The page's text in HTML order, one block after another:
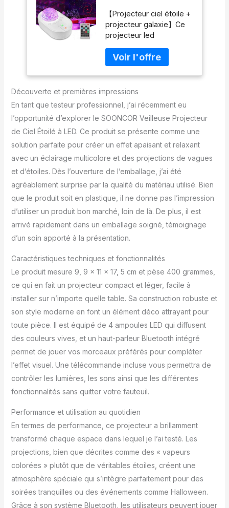
Projection des
Ondes Océaniques
et Galaxie avec
Lumières en
Couleurs, Musique
en Bluetooth et
Télécommandée
【Projecteur ciel étoile +
projecteur galaxie】Ce
projecteur led
projeter vers les murs
de votre chambre des
étoiles, des vagues
colorées de l’océan et
Lumineuse à l’intérieur, la
lampe affiche 10 effets
lumineux différents
(Mélange de 4 couleurs
superposées: rouge,
bleu, vert et blanc) en
tant qu’un décor unique
dans votre pièce. Les
couleurs seront plus
variées et une sorte de
bourbillon lumineux se
dessinera au dessus du
projecteur. 【Veilleuse
l’enceinte bluetooth】 À
part une boule led en
dessus, La veilleuse, par
lumière verte à effet
spécial qui diffuse la
projection de
nombreuse belles
étoiles, alors que une
autre lumière rouge à
effet spécial, qui projette
la galaxie spirale rouge.
Le scintillement des
simultanément ou
indépendamment. Son
intégré vous permet
d’écouter sans fil de la
musique stockée sur
votre tablette ou
luminosité et minuteur
Découverte et premières impressions
En tant que testeur professionnel, j’ai récemment eu
l’opportunité d’explorer le SOONCOR Veilleuse Projecteur
de Ciel Étoilé à LED. Ce produit se présente comme une
solution parfaite pour créer un effet apaisant et relaxant
avec un éclairage multicolore et des projections de vagues
et d’étoiles. Dès l’ouverture de l’emballage, j’ai été
agréablement surprise par la qualité du matériau utilisé. Bien
que le produit soit en plastique, il ne donne pas l’impression
d’utiliser un produit bon marché, loin de là. De plus, il est
arrivé rapidement dans un emballage soigné, témoignage
d’un soin apporté à la présentation.
Caractéristiques techniques et fonctionnalités
Le produit mesure 9, 9 x 11 x 17, 5 cm et pèse 400 grammes,
ce qui en fait un projecteur compact et léger, facile à
installer sur n’importe quelle table. Sa construction robuste et
son style moderne en font un élément déco attrayant pour
toute pièce. Il est équipé de 4 ampoules LED qui diffusent
des couleurs vives, et un haut-parleur Bluetooth intégré
permet de jouer vos morceaux préférés pour compléter
l’effet visuel. Une télécommande incluse vous permettra de
contrôler les lumières, les sons ainsi que les différentes
fonctionnalités sans quitter votre fauteuil.
Performance et utilisation au quotidien
En termes de performance, ce projecteur a brillamment
transformé chaque espace dans lequel je l’ai testé. Les
projections, bien que décrites comme des « vapeurs
colorées » plutôt que de véritables étoiles, créent une
atmosphère spéciale qui s’intègre parfaitement pour des
soirées tranquilles ou des événements comme Halloween.
Grâce à son système Bluetooth, les utilisateurs peuvent jouer